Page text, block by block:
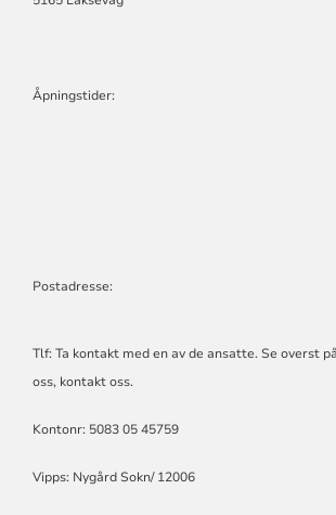
Åpningstider:
Postadresse:
Tlf: Ta kontakt med en av de ansatte. Se overst
oss, kontakt oss.
Kontonr: 5083 05 45759
Vipps: Nygård Sokn/ 12006